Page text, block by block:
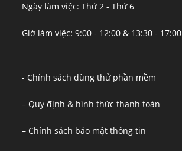
Ngày làm việc: Thứ 2 - Thứ 6
Giờ làm việc: 9:00 - 12:00 & 13:30 - 17:00
- Chính sách dùng thử phần mềm
– Quy định & hình thức thanh toán
– Chính sách bảo mật thông tin